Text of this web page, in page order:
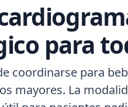
para
coordinarse para
mayores. La